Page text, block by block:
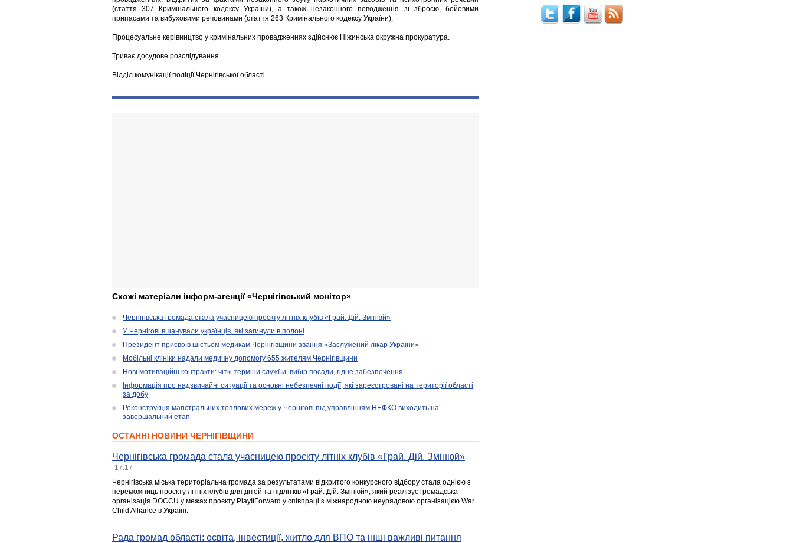
(стаття 307 Кримінального кодексу України), а також незаконного поводження зі зброєю, бойовими
припасами та вибуховими речовинами (стаття 263 Кримінального кодексу України).
Процесуальне керівництво у кримінальних провадженнях здійснює Ніжинська окружна прокуратура.
Триває досудове розслідування.
Відділ комунікації поліції Чернігівської області
Схожі матеріали інформ-агенції «Чернігівський монітор»
Чернігівська громада стала учасницею проєкту літніх клубів «Грай. Дій. Змінюй»
У Чернігові вшанували українців, які загинули в полоні
Президент присвоїв шістьом медикам Чернігівщини звання «Заслужений лікар України»
Мобільні клініки надали медичну допомогу 655 жителям Чернігівщини
Нові мотиваційні контракти: чіткі терміни служби, вибір посади, гідне забезпечення
Інформація про надзвичайні ситуації та основні небезпечні події, які зареєстровані на території області
за добу
Реконструкція магістральних теплових мереж у Чернігові під управлінням НЕФКО виходить на
завершальний етап
ОСТАННІ НОВИНИ ЧЕРНІГІВЩИНИ
Чернігівська громада стала учасницею проєкту літніх клубів «Грай. Дій. Змінюй»
17:17
Чернігівська міська територіальна громада за результатами відкритого конкурсного відбору стала однією з
переможниць проєкту літніх клубів для дітей та підлітків «Грай. Дій. Змінюй», який реалізує громадська
організація DOCCU у межах проєкту PlayItForward у співпраці з міжнародною неурядовою організацією War
Child Alliance в Україні.
Рада громад області: освіта, інвестиції, житло для ВПО та інші важливі питання